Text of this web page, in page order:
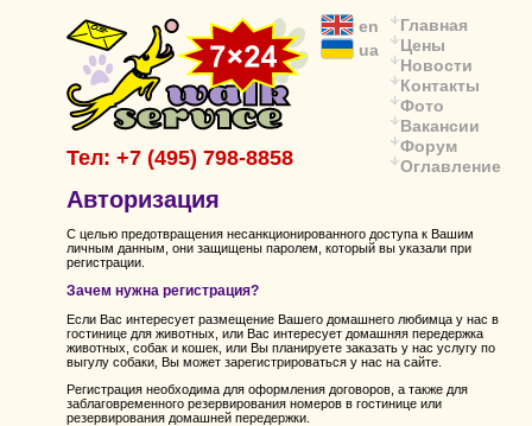
Тел: +7 (495) 798-8858
en
ua
Главная
Цены
Новости
Контакты
Фото
Вакансии
Форум
Оглавление
Авторизация
С целью предотвращения несанкционированного доступа к Вашим
личным данным, они защищены паролем, который вы указали при
регистрации.
Зачем нужна регистрация?
Если Вас интересует размещение Вашего домашнего любимца у нас в
гостинице для животных, или Вас интересует домашняя передержка
животных, собак и кошек, или Вы планируете заказать у нас услугу по
выгулу собаки, Вы может зарегистрироваться у нас на сайте.
Регистрация необходима для оформления договоров, а также для
заблаговременного резервирования номеров в гостинице или
резервирования домашней передержки.